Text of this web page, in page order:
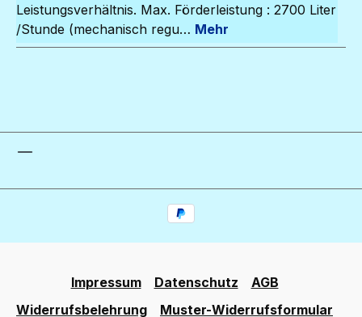
Leistungsverhältnis. Max. Förderleistung : 2700 Liter
/Stunde (mechanisch regu… Mehr
Impressum Datenschutz
AGB
Widerrufsbelehrung
Muster-Widerrufsformular